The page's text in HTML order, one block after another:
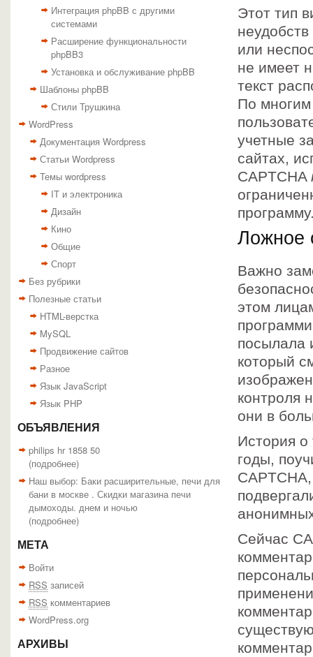
Интеграция phpBB с другими
системами
Расширение функциональности
phpBB3
Установка и обслуживание phpBB
Шаблоны phpBB
Стили Трушкина
WordPress
Документация Wordpress
Статьи Wordpress
Темы wordpress
IT и электроника
Дизайн
Кино
Общие
Спорт
Без рубрики
Полезные статьи
HTML-верстка
MySQL
Продвижение сайтов
Разное
Язык JavaScript
Язык PHP
ОБЪЯВЛЕНИЯ
philips hr 1858 50
(подробнее)
Наш выбор: Баки расширительные, печи для
бани в москве . Скидки магазина печи
дымоходы. днем и ночью
(подробнее)
МЕТА
Войти
RSS записей
RSS комментариев
WordPress.org
АРХИВЫ
Этот тип
или
не имеет
текст
По многим
учетные
сайтах,
CAPTCHA
Ложное
Важно
этом
посылала
который
контроля
они в
История о
годы,
Сейчас